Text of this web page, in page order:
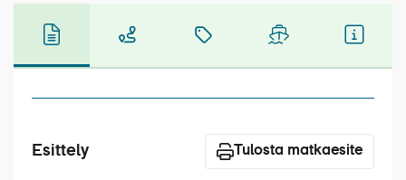
Laivat
Hyvä tietää
Esittely Tulosta matkaesite